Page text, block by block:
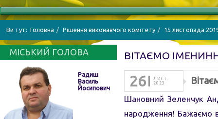
Ви тут: Головна Рішення виконавчого комітету 15 листопада
МІСЬКИЙ ГОЛОВА
Радиш
Василь
Йосипович
ВІТАЄМО
26
ЛИСТ.
2023
Шановний Зеленчук
народження! Бажаємо